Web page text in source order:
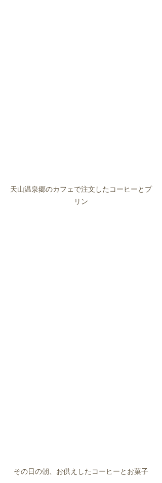
天山温泉郷のカフェで注文したコーヒーとプ
リン
その日の朝、お供えしたコーヒーとお菓子